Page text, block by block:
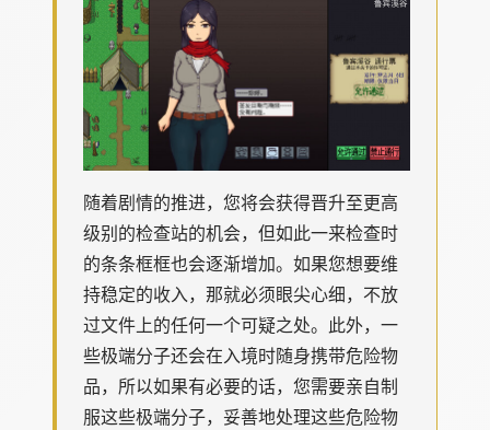
随着剧情的推进，您将会获得晋升至更高
级别的检查站的机会，但如此一来检查时
的条条框框也会逐渐增加。如果您想要维
持稳定的收入，那就必须眼尖心细，不放
过文件上的任何一个可疑之处。此外，一
些极端分子还会在入境时随身携带危险物
品，所以如果有必要的话，您需要亲自制
服这些极端分子，妥善地处理这些危险物